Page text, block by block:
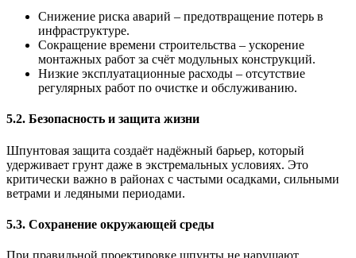
Снижение риска аварий – предотвращение потерь в
инфраструктуре.
Сокращение времени строительства – ускорение
монтажных работ за счёт модульных конструкций.
Низкие эксплуатационные расходы – отсутствие
регулярных работ по очистке и обслуживанию.
5.2. Безопасность и защита жизни
Шпунтовая защита создаёт надёжный барьер, который
удерживает грунт даже в экстремальных условиях. Это
критически важно в районах с частыми осадками, сильными
ветрами и ледяными периодами.
5.3. Сохранение окружающей среды